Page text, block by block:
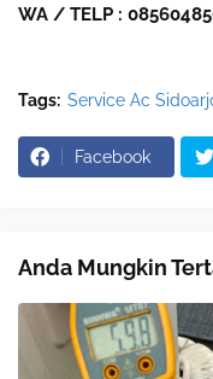
WA / TELP :
Tags: Service Ac
Facebook
Anda Mungkin